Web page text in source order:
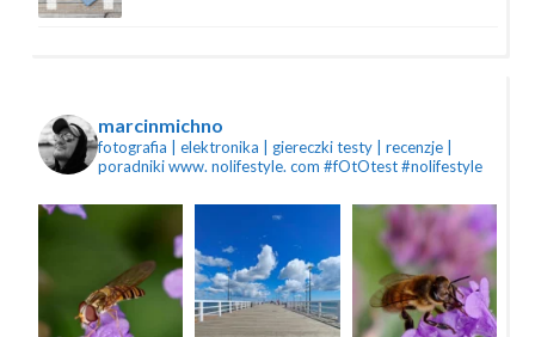
marcinmichno
fotografia | elektronika | giereczkitesty | recenzje |
poradnikiwww. nolifestyle. com #fOtOtest #nolifestyle